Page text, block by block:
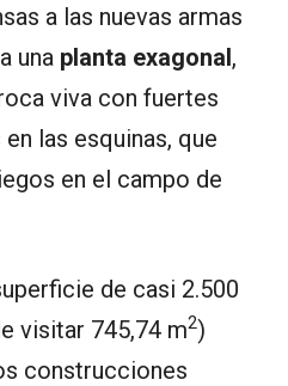
a las nuevas armas
una planta exagonal,
viva con fuertes
las esquinas, que
en el campo de
de casi 2.500
visitar 745,74 m2)
construcciones